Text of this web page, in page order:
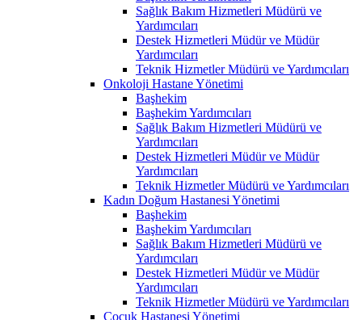
Sağlık Bakım Hizmetleri Müdürü ve
Yardımcıları
Destek Hizmetleri Müdür ve Müdür
Yardımcıları
Teknik Hizmetler Müdürü ve Yardımcıları
Onkoloji Hastane Yönetimi
Başhekim
Başhekim Yardımcıları
Sağlık Bakım Hizmetleri Müdürü ve
Yardımcıları
Destek Hizmetleri Müdür ve Müdür
Yardımcıları
Teknik Hizmetler Müdürü ve Yardımcıları
Kadın Doğum Hastanesi Yönetimi
Başhekim
Başhekim Yardımcıları
Sağlık Bakım Hizmetleri Müdürü ve
Yardımcıları
Destek Hizmetleri Müdür ve Müdür
Yardımcıları
Teknik Hizmetler Müdürü ve Yardımcıları
Çocuk Hastanesi Yönetimi